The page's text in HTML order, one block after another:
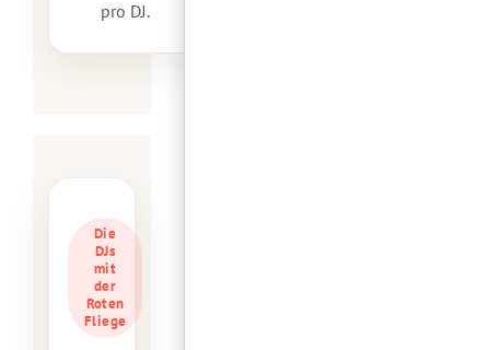
pro DJ.
Die
DJs
mit
der
Roten
Fliege